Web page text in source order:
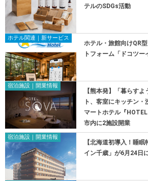
テルのSDGs活動
ホテル関連｜新サービス
ホテル・旅館向けQR
トフォーム「ドコツ
宿泊施設｜開業情報
【熊本発】「暮らす
ト、客室にキッチン
マートホテル『
市内に2施設開業
宿泊施設｜開業情報
【北海道初導入！睡
イン千歳」が6月24日